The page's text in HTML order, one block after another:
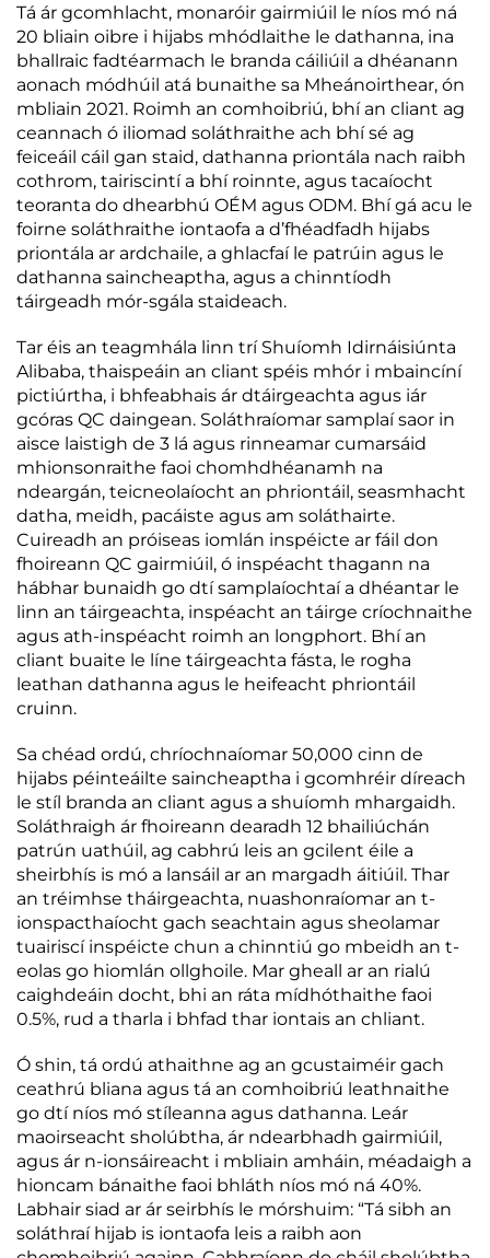
Tá ár gcomhlacht, monaróir gairmiúil le níos mó ná
20 bliain oibre i hijabs mhódlaithe le dathanna, ina
bhallraic fadtéarmach le branda cáiliúil a dhéanann
aonach módhúil atá bunaithe sa Mheánoirthear, ón
mbliain 2021. Roimh an comhoibriú, bhí an cliant ag
ceannach ó iliomad soláthraithe ach bhí sé ag
feiceáil cáil gan staid, dathanna priontála nach raibh
cothrom, tairiscintí a bhí roinnte, agus tacaíocht
teoranta do dhearbhú OÉM agus ODM. Bhí gá acu le
foirne soláthraithe iontaofa a d’fhéadfadh hijabs
priontála ar ardchaile, a ghlacfaí le patrúin agus le
dathanna saincheaptha, agus a chinntíodh
táirgeadh mór-sgála staideach.
Tar éis an teagmhála linn trí Shuíomh Idirnáisiúnta
Alibaba, thaispeáin an cliant spéis mhór i mbaincíní
pictiúrtha, i bhfeabhais ár dtáirgeachta agus iár
gcóras QC daingean. Soláthraíomar samplaí saor in
aisce laistigh de 3 lá agus rinneamar cumarsáid
mhionsonraithe faoi chomhdhéanamh na
ndeargán, teicneolaíocht an phriontáil, seasmhacht
datha, meidh, pacáiste agus am soláthairte.
Cuireadh an próiseas iomlán inspéicte ar fáil don
fhoireann QC gairmiúil, ó inspéacht thagann na
hábhar bunaidh go dtí samplaíochtaí a dhéantar le
linn an táirgeachta, inspéacht an táirge críochnaithe
agus ath-inspéacht roimh an longphort. Bhí an
cliant buaite le líne táirgeachta fásta, le rogha
leathan dathanna agus le heifeacht phriontáil
cruinn.
Sa chéad ordú, chríochnaíomar 50,000 cinn de
hijabs péinteáilte saincheaptha i gcomhréir díreach
le stíl branda an cliant agus a shuíomh mhargaidh.
Soláthraigh ár fhoireann dearadh 12 bhailiúchán
patrún uathúil, ag cabhrú leis an gcilent éile a
sheirbhís is mó a lansáil ar an margadh áitiúil. Thar
an tréimhse tháirgeachta, nuashonraíomar an t-
ionspacthaíocht gach seachtain agus sheolamar
tuairiscí inspéicte chun a chinntiú go mbeidh an t-
eolas go hiomlán ollghoile. Mar gheall ar an rialú
caighdeáin docht, bhi an ráta mídhóthaithe faoi
0.5%, rud a tharla i bhfad thar iontais an chliant.
Ó shin, tá ordú athaithne ag an gcustaiméir gach
ceathrú bliana agus tá an comhoibriú leathnaithe
go dtí níos mó stíleanna agus dathanna. Leár
maoirseacht sholúbtha, ár ndearbhadh gairmiúil,
agus ár n-ionsáireacht i mbliain amháin, méadaigh a
hioncam bánaithe faoi bhláth níos mó ná 40%.
Labhair siad ar ár seirbhís le mórshuim: “Tá sibh an
soláthraí hijab is iontaofa leis a raibh aon